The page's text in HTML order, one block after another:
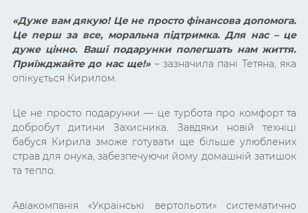
«Дуже вам дякую! Це не просто фінансова допомога.
Це перш за все, моральна підтримка. Для нас – це
дуже цінно. Ваші подарунки полегшать нам життя.
Приїжджайте до нас ще!»– зазначила пані Тетяна, яка
опікується Кирилом.
Це не просто подарунки — це турбота про комфорт та
добробут дитини Захисника. Завдяки новій техніці
бабуся Кирила зможе готувати ще більше улюблених
страв для онука, забезпечуючи йому домашній затишок
та тепло.
Авіакомпанія «Українські вертольоти» систематично